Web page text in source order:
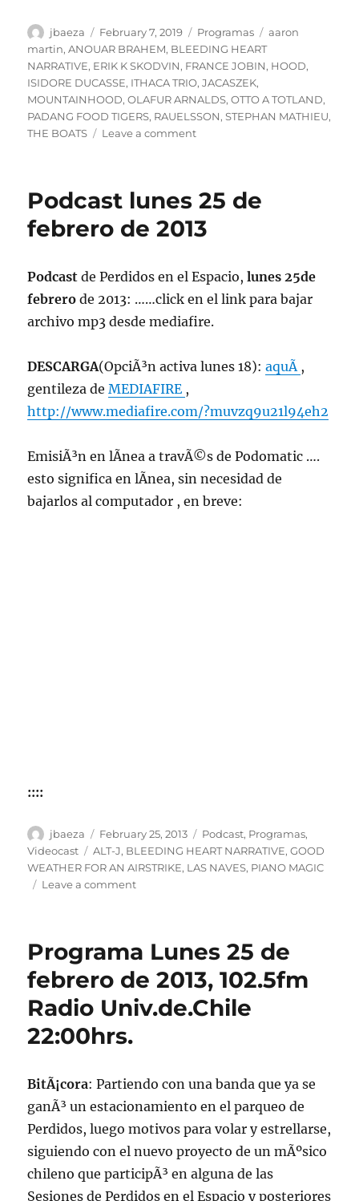
Author
jbaeza
Posted
on
February 7, 2019 Categories
Programas Tags
aaron
martin,ANOUAR BRAHEM, BLEEDING HEART
NARRATIVE, ERIK K SKODVIN, FRANCE JOBIN, HOOD,
ISIDORE DUCASSE, ITHACA TRIO,JACASZEK,
MOUNTAINHOOD,OLAFUR ARNALDS,OTTO A TOTLAND,
PADANG FOOD TIGERS, RAUELSSON,STEPHAN MATHIEU,
THE BOATS
Leave a commenton
Perdidos
el
11
de
febrero
Podcast lunes 25 de
febrero de 2013
Podcastde Perdidos en el Espacio,lunes 25de
febrero de 2013: ……click en el link para bajar
archivo mp3 desde mediafire.
DESCARGA(OpciÃ³n activa lunes 18):aquÃ­ ,
gentileza deMEDIAFIRE ,
http://www.mediafire.com/?muvzq9u21l94eh2
EmisiÃ³n en lÃ­nea a travÃ©s de Podomatic ….
esto significa en lÃ­nea, sin necesidad de
bajarlos al computador , en breve:
::::
Author
jbaeza
Posted
on
February 25, 2013 Categories
Podcast, Programas,
Videocast
Tags
ALT-J, BLEEDING HEART NARRATIVE,GOOD
WEATHER FOR AN AIRSTRIKE, LAS NAVES, PIANO MAGIC
Leave a commenton
de
de
2013
Programa Lunes 25 de
febrero de 2013, 102.5fm
Radio Univ.de.Chile
22:00hrs.
BitÃ¡cora: Partiendo con una banda que ya se
ganÃ³ un estacionamiento en el parqueo de
Perdidos, luego motivos para volar y estrellarse,
siguiendo con el nuevo proyecto de un mÃºsico
chileno que participÃ³ en alguna de las
Sesiones de Perdidos en el Espacio y posteriores